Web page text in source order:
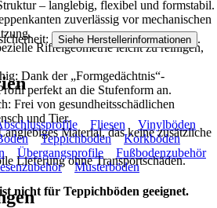
– langlebig, flexibel und formstabil.
zuverlässig vor mechanischen
Riffelgeometrie leicht zu reinigen,
Dank der „Formgedächtnis“-
perfekt an die Stufenform an.
Frei von gesundheitsschädlichen
und Tier.
Material, das keine zusätzliche
Lieferung ohne Transportschäden.
nicht für Teppichböden geeignet.
Siehe Herstellerinformationen .
Fliesen
Vinylböden
Teppichboden
Korkböden
Übergangsprofile
Fußbodenzubehör
Musterböden